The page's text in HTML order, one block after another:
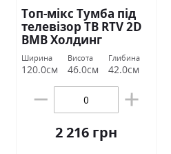
Топ-мікс Тумба під
телевізор TВ RTV 2D
ВМВ Холдинг
Ширина
120.0см
Висота
46.0см
Глибина
42.0см
2 216 грн